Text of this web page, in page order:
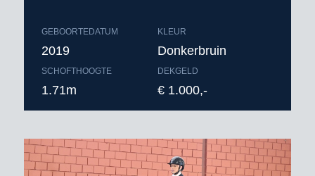
GEBOORTEDATUM
2019
SCHOFTHOOGTE
1.71m
KLEUR
Donkerbruin
DEKGELD
€ 1.000,-